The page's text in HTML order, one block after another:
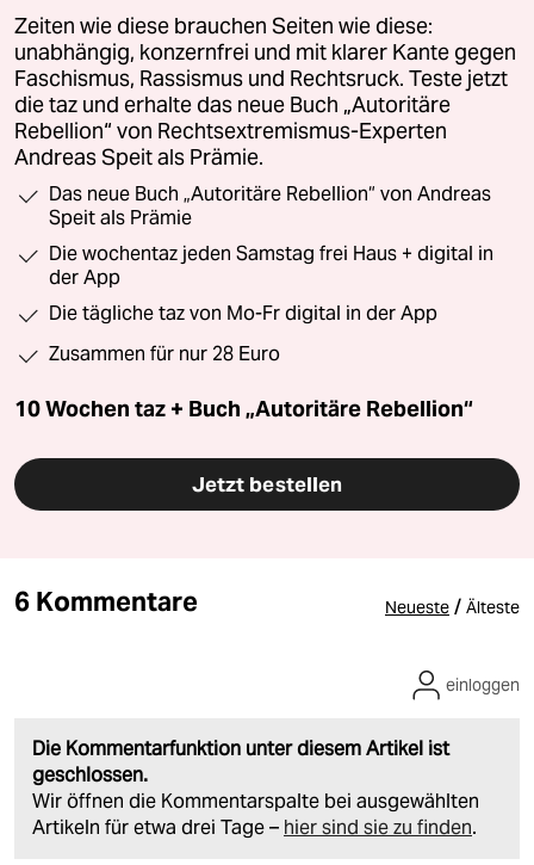
Zeiten wie diese brauchen Seiten wie diese:
unabhängig, konzernfrei und mit klarer Kante gegen
Faschismus, Rassismus und Rechtsruck. Teste jetzt
die taz und erhalte das neue Buch „Autoritäre
Rebellion“ von Rechtsextremismus-Experten
Andreas Speit als Prämie.
Das neue Buch „Autoritäre Rebellion“ von Andreas
Speit als Prämie
Die wochentaz jeden Samstag frei Haus + digital in
der App
Die tägliche taz von Mo-Fr digital in der App
Zusammen für nur 28 Euro
10 Wochen taz + Buch „Autoritäre Rebellion“
Jetzt bestellen
6 Kommentare Neueste / Älteste
Die Kommentarfunktion unter diesem Artikel ist
geschlossen.
Wir öffnen die Kommentarspalte bei ausgewählten
Artikeln für etwa drei Tage – hier sind sie zu finden.
einloggen